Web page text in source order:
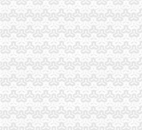
[年报]保利地产：2010年年
杨家坪代账公司招聘_列表网
【重庆九龙坡代帐报税】_
国内新闻-新闻频道
重庆出台酒令与限宴规定_正
重庆市大渡口区诗路2号附
国内新闻-新闻频道
重庆新闻_重庆资讯_新浪重